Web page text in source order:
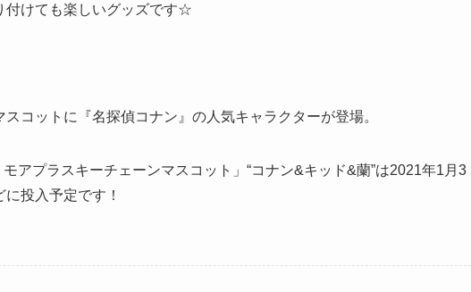
付けても楽しいグッズです☆
コットに『名探偵コナン』の人気キャラクターが登場。
アプラスキーチェーンマスコット」“コナン&キッド&蘭”は2021年1月3
投入予定です！